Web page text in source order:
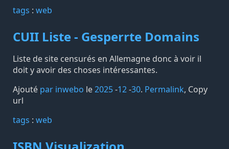
tags️ : web
CUII Liste - Gesperrte Domains
Liste de site censurés en Allemagne donc à voir il
doit y avoir des choses intéressantes.
Ajouté par inwebo le2025-12-30. Permalink, Copy
url
tags️ : web